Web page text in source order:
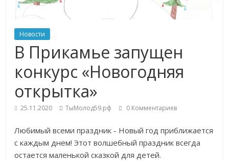
Новости
В Прикамье запущен
конкурс «Новогодняя
открытка»
25.11.2020 ТыМолод59.рф 0 Комментариев
Любимый всеми праздник - Новый год приближается
с каждым днем! Этот волшебный праздник всегда
остается маленькой сказкой для детей.